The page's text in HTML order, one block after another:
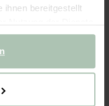
ihnen bereitgestellt
+ hinzufügen